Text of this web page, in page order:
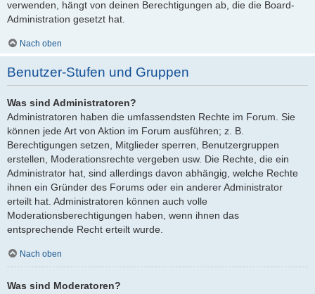
verwenden, hängt von deinen Berechtigungen ab, die die Board-
Administration gesetzt hat.
Nach oben
Benutzer-Stufen und Gruppen
Was sind Administratoren?
Administratoren haben die umfassendsten Rechte im Forum. Sie
können jede Art von Aktion im Forum ausführen; z. B.
Berechtigungen setzen, Mitglieder sperren, Benutzergruppen
erstellen, Moderationsrechte vergeben usw. Die Rechte, die ein
Administrator hat, sind allerdings davon abhängig, welche Rechte
ihnen ein Gründer des Forums oder ein anderer Administrator
erteilt hat. Administratoren können auch volle
Moderationsberechtigungen haben, wenn ihnen das
entsprechende Recht erteilt wurde.
Nach oben
Was sind Moderatoren?